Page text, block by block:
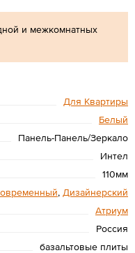
и межкомнатных
Для Квартиры
Белый
Панель-Панель/Зеркало
Интел
110мм
, Дизайнерский
Атриум
Россия
базальтовые плиты